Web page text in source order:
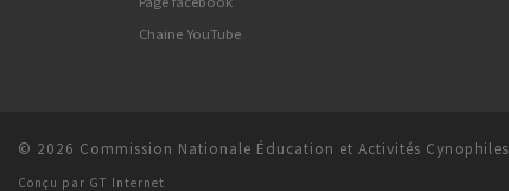
Chaine YouTube
© 2026 Commission Nationale Éducation et Activités Cynophiles
Conçu par GT Internet